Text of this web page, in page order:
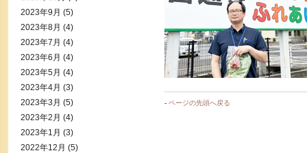
- ページの先頭へ戻る
2023年9月 (5)
2023年8月 (4)
2023年7月 (4)
2023年6月 (4)
2023年5月 (4)
2023年4月 (3)
2023年3月 (5)
2023年2月 (4)
2023年1月 (3)
2022年12月 (5)